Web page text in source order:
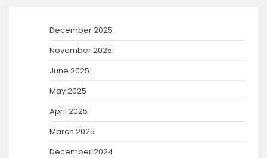
December 2025
November 2025
June 2025
May 2025
April 2025
March 2025
December 2024